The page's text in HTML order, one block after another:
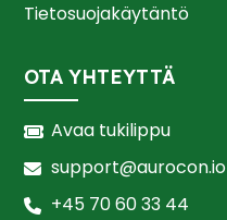
Tietosuojakäytäntö
OTA YHTEYTTÄ
Avaa tukilippu
support@aurocon.io
+45 70 60 33 44